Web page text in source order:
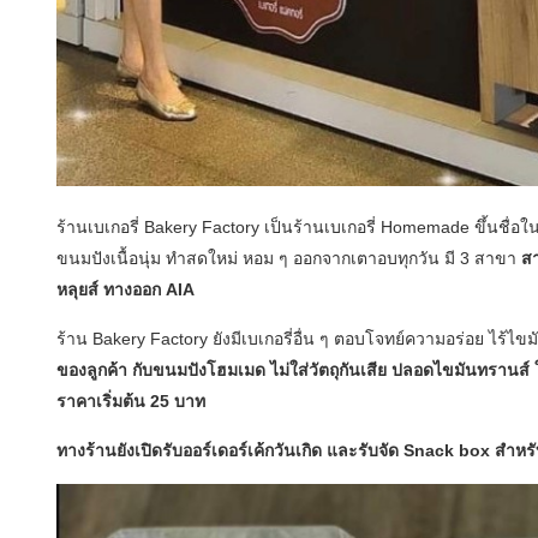
ร้านเบเกอรี่ Bakery Factory เป็นร้านเบเกอรี่ Homemade ขึ้นชื่อ
ขนมปังเนื้อนุ่ม ทำสดใหม่ หอม ๆ ออกจากเตาอบทุกวัน มี 3 สาขา ส
หลุยส์ ทางออก AIA
ร้าน Bakery Factory ยังมีเบเกอรี่อื่น ๆ ตอบโจทย์ความอร่อย ไร้
ของลูกค้า กับขนมปังโฮมเมด ไม่ใส่วัตถุกันเสีย ปลอดไขมันทราน
ราคาเริ่มต้น 25 บาท
ทางร้านยังเปิดรับออร์เดอร์เค้กวันเกิด และรับจัด Snack box สำห